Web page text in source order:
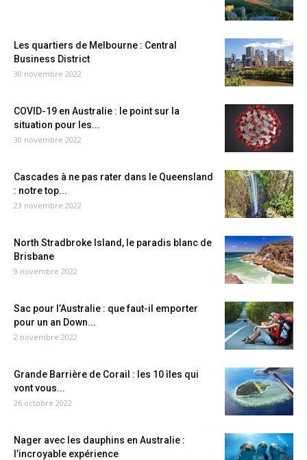
Les quartiers de Melbourne : Central
Business District
30 novembre 2022
COVID-19 en Australie : le point sur la
situation pour les...
30 novembre 2022
Cascades à ne pas rater dans le Queensland
: notre top...
23 novembre 2022
North Stradbroke Island, le paradis blanc de
Brisbane
9 novembre 2022
Sac pour l’Australie : que faut-il emporter
pour un an Down...
2 novembre 2022
Grande Barrière de Corail : les 10 îles qui
vont vous...
26 octobre 2022
Nager avec les dauphins en Australie :
l’incroyable expérience